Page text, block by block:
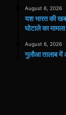
August 6, 2026
यश भारत की
घोटाले का मामला
August 6, 2026
गुलौआ तालाब में